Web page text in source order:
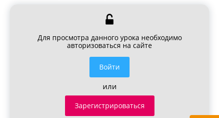
Для просмотра данного урока необходимо
авторизоваться на сайте
Войти
или
Зарегистрироваться